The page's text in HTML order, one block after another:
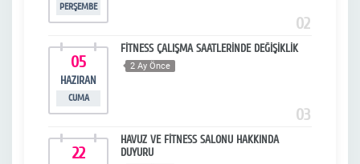
PERŞEMBE
02
05
HAZIRAN
CUMA
FİTNESS ÇALIŞMA SAATLERİNDE DEĞİŞİKLİK
2 Ay Önce
03
22
HAVUZ VE FİTNESS SALONU HAKKINDA
DUYURU